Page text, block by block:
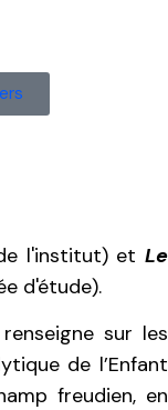
l'institut) etLe
d'étude).
sur les
de l’Enfant
freudien, en